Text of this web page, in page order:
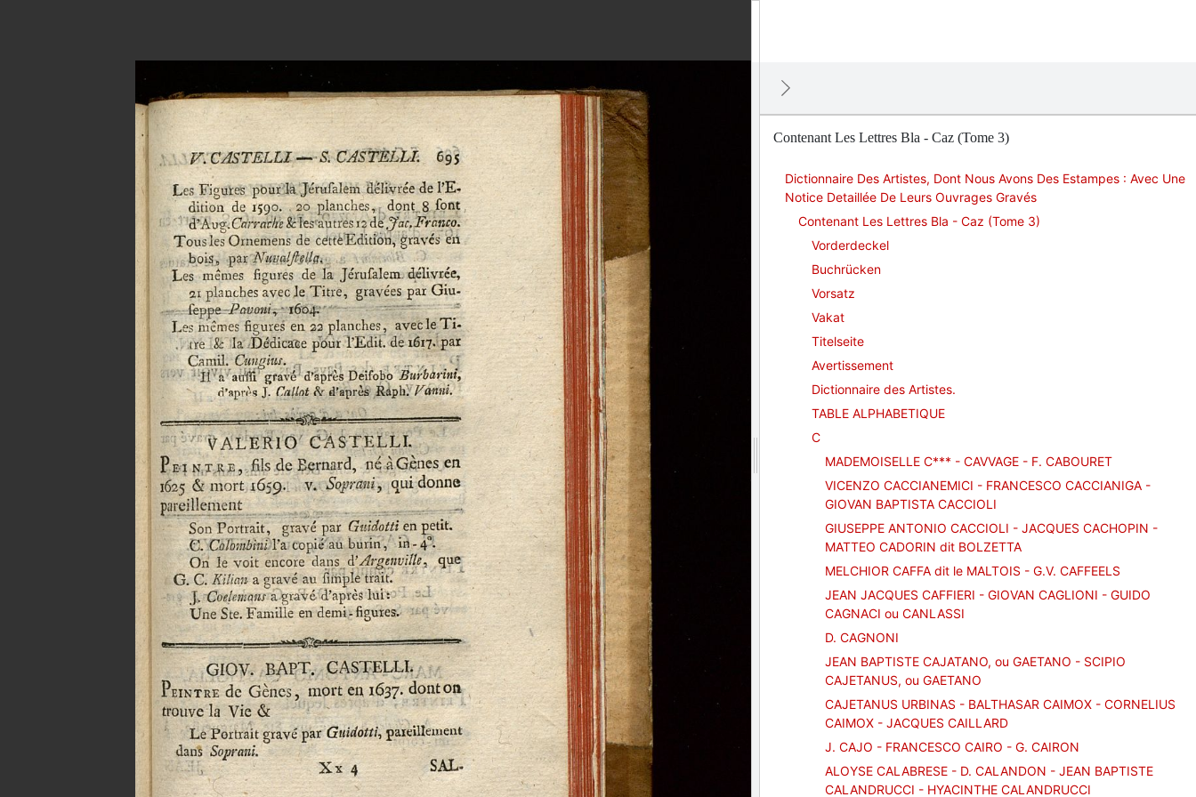
Contenant Les Lettres Bla - Caz (Tome 3)
Dictionnaire Des Artistes, Dont Nous Avons Des Estampes : Avec Une
Notice Detaillée De Leurs Ouvrages Gravés
Contenant Les Lettres Bla - Caz (Tome 3)
Vorderdeckel
Buchrücken
Vorsatz
Vakat
Titelseite
Avertissement
Dictionnaire des Artistes.
TABLE ALPHABETIQUE
C
MADEMOISELLE C*** - CAVVAGE - F. CABOURET
VICENZO CACCIANEMICI - FRANCESCO CACCIANIGA -
GIOVAN BAPTISTA CACCIOLI
GIUSEPPE ANTONIO CACCIOLI - JACQUES CACHOPIN -
MATTEO CADORIN dit BOLZETTA
MELCHIOR CAFFA dit le MALTOIS - G.V. CAFFEELS
JEAN JACQUES CAFFIERI - GIOVAN CAGLIONI - GUIDO
CAGNACI ou CANLASSI
D. CAGNONI
JEAN BAPTISTE CAJATANO, ou GAETANO - SCIPIO
CAJETANUS, ou GAETANO
CAJETANUS URBINAS - BALTHASAR CAIMOX - CORNELIUS
CAIMOX - JACQUES CAILLARD
J. CAJO - FRANCESCO CAIRO - G. CAIRON
ALOYSE CALABRESE - D. CALANDON - JEAN BAPTISTE
CALANDRUCCI - HYACINTHE CALANDRUCCI